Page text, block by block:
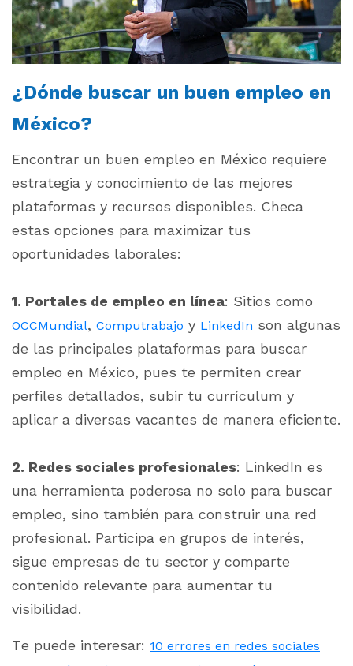
¿Dónde buscar un buen empleo en
México?
Encontrar un buen empleo en México requiere
estrategia y conocimiento de las mejores
plataformas y recursos disponibles. Checa
estas opciones para maximizar tus
oportunidades laborales:
1. Portales de empleo en línea: Sitios como
OCCMundial, Computrabajo y LinkedIn son algunas
de las principales plataformas para buscar
empleo en México, pues te permiten crear
perfiles detallados, subir tu currículum y
aplicar a diversas vacantes de manera eficiente.
2. Redes sociales profesionales: LinkedIn es
una herramienta poderosa no solo para buscar
empleo, sino también para construir una red
profesional. Participa en grupos de interés,
sigue empresas de tu sector y comparte
contenido relevante para aumentar tu
visibilidad.
Te puede interesar: 10 errores en redes sociales